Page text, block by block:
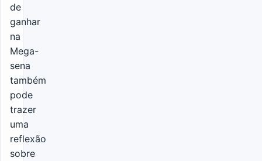
de
ganhar
na
Mega-
sena
também
pode
trazer
uma
reflexão
sobre